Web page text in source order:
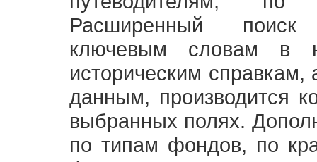
Расширенный
ключевым словам в
историческим
данным, производится
выбранных полях.
по типам фондов, по